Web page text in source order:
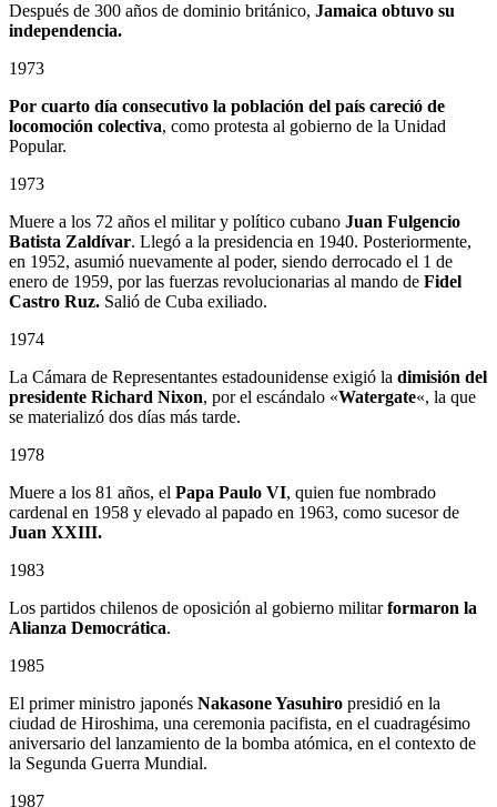
Después de 300 años de dominio británico, Jamaica obtuvo su
independencia.
1973
Por cuarto día consecutivo la población del país careció de
locomoción colectiva, como protesta al gobierno de la Unidad
Popular.
1973
Muere a los 72 años el militar y político cubano Juan Fulgencio
Batista Zaldívar. Llegó a la presidencia en 1940. Posteriormente,
en 1952, asumió nuevamente al poder, siendo derrocado el 1 de
enero de 1959, por las fuerzas revolucionarias al mando de Fidel
Castro Ruz. Salió de Cuba exiliado.
1974
La Cámara de Representantes estadounidense exigió la dimisión del
presidente Richard Nixon, por el escándalo «Watergate«, la que
se materializó dos días más tarde.
1978
Muere a los 81 años, el Papa Paulo VI, quien fue nombrado
cardenal en 1958 y elevado al papado en 1963, como sucesor de
Juan XXIII.
1983
Los partidos chilenos de oposición al gobierno militarformaron la
Alianza Democrática.
1985
El primer ministro japonés Nakasone Yasuhiro presidió en la
ciudad de Hiroshima, una ceremonia pacifista, en el cuadragésimo
aniversario del lanzamiento de la bomba atómica, en el contexto de
la Segunda Guerra Mundial.
1987